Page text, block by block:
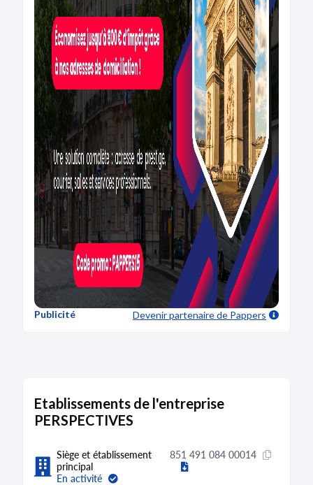
Publicité Devenir partenairede Pappers
Etablissements de l'entreprise
PERSPECTIVES
Siège et établissement
principal
En activité
851 491 084 00014